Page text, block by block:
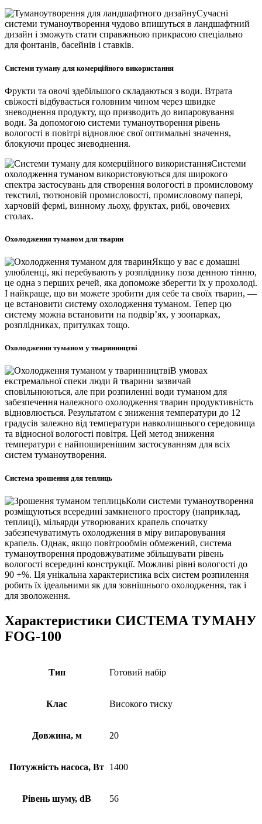
Сучасні
системи туманоутворення чудово впишуться в ландшафтний
дизайн і зможуть стати справжньою прикрасою спеціально
для фонтанів, басейнів і ставків.
Системи туману для комерційного використання
Фрукти та овочі здебільшого складаються з води. Втрата
свіжості відбувається головним чином через швидке
зневоднення продукту, що призводить до випаровування
води. За допомогою системи туманоутворення рівень
вологості в повітрі відновлює свої оптимальні значення,
блокуючи процес зневоднення.
Системи
охолодження туманом використовуються для широкого
спектра застосувань для створення вологості в промисловому
текстилі, тютюновій промисловості, промисловому папері,
харчовій фермі, винному льоху, фруктах, рибі, овочевих
столах.
Охолодження туманом для тварин
Якщо у вас є домашні
улюбленці, які перебувають у розпліднику поза денною тінню,
це одна з перших речей, яка допоможе зберегти їх у прохолоді.
І найкраще, що ви можете зробити для себе та своїх тварин, —
це встановити систему охолодження туманом. Тепер цю
систему можна встановити на подвір’ях, у зоопарках,
розплідниках, притулках тощо.
Охолодження туманом у тваринництві
В умовах
екстремальної спеки люди й тварини зазвичай
сповільнюються, але при розпиленні води туманом для
забезпечення належного охолодження тварин продуктивність
відновлюється. Результатом є зниження температури до 12
градусів залежно від температури навколишнього середовища
та відносної вологості повітря. Цей метод зниження
температури є найпоширенішим застосуванням для всіх
систем туманоутворення.
Система зрошення для теплиць
Коли системи туманоутворення
розміщуються всередині замкненого простору (наприклад,
теплиці), мільярди утворюваних крапель спочатку
забезпечуватимуть охолодження в міру випаровування
крапель. Однак, якщо повітрообмін обмежений, система
туманоутворення продовжуватиме збільшувати рівень
вологості всередині конструкції. Можливі рівні вологості до
90 +%. Ця унікальна характеристика всіх систем розпилення
робить їх ідеальними як для зовнішнього охолодження, так і
для зволоження.
Характеристики СИСТЕМА ТУМАНУ
FOG-100
Тип Готовий набір
Клас Високого тиску
Довжина, м 20
Потужність насоса, Вт 1400
Рівень шуму, dB 56